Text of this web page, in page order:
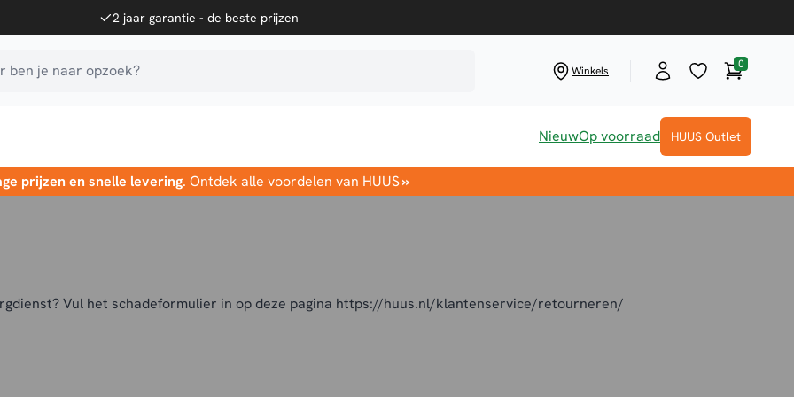
2 jaar garantie - de beste prijzen
ben je naar opzoek? Winkels 0
NieuwOp voorraad HUUS Outlet
prijzen en snelle levering. Ontdek alle voordelen van HUUS»
Vul het schadeformulier in op deze pagina https://huus.nl/klantenservice/retourneren/